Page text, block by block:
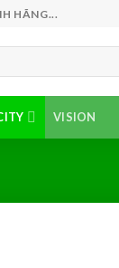
HÃNG...
VISION